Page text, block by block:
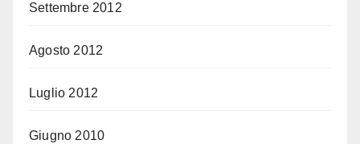
Settembre 2012
Agosto 2012
Luglio 2012
Giugno 2010